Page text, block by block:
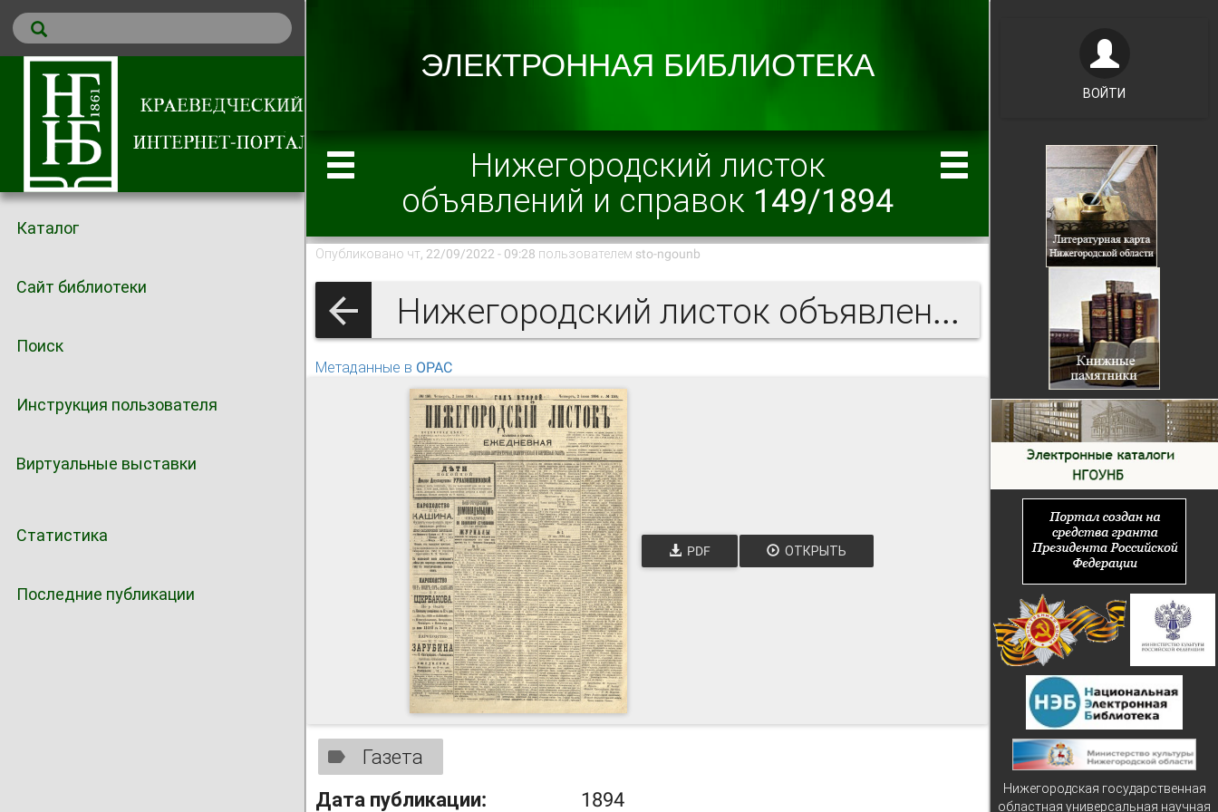
Каталог
Сайт библиотеки
Поиск
Инструкция пользователя
Виртуальные выставки
Статистика
Последние публикации
Нижегородский листок
объявлений и справок 149/1894
Опубликовано чт, 22/09/2022 - 09:28 пользователем sto-ngounb
Нижегородский листок объявлений и справок 1894 г.
Метаданные в OPAC
PDF ОТКРЫТЬ
Газета
Дата публикации:
1894
ВОЙТИ
Нижегородская государственная
областная универсальная научная